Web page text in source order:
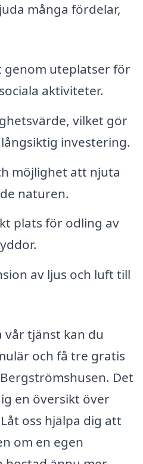
många fördelar,
genom uteplatser för
aktiviteter.
vilket gör
investering.
möjlighet att njuta
naturen.
plats för odling av
av ljus och luft till
vår tjänst kan du
och få tre gratis
Det
en översikt över
oss hjälpa dig att
om en egen